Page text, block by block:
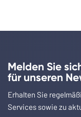
Melden Sie
für unseren
Erhalten Sie
Services sowie zu